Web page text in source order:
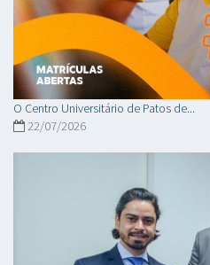
O Centro Universitário de Patos de...
22/07/2026